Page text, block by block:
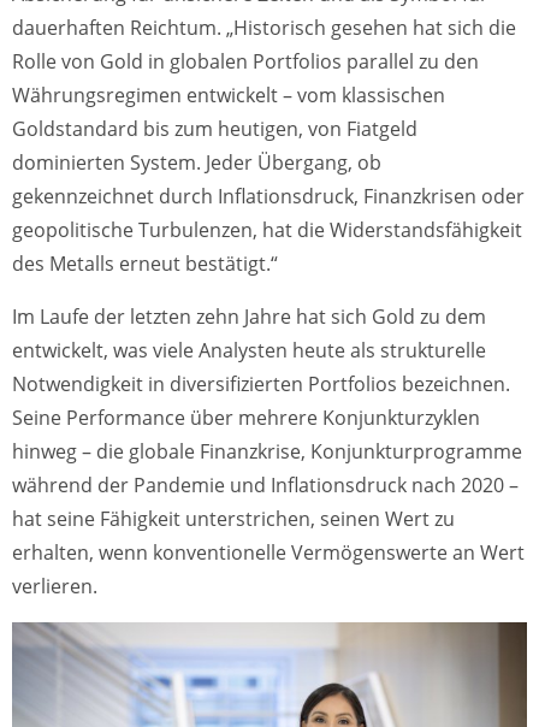
dauerhaften Reichtum. „Historisch gesehen hat sich die
Rolle von Gold in globalen Portfolios parallel zu den
Währungsregimen entwickelt – vom klassischen
Goldstandard bis zum heutigen, von Fiatgeld
dominierten System. Jeder Übergang, ob
gekennzeichnet durch Inflationsdruck, Finanzkrisen oder
geopolitische Turbulenzen, hat die Widerstandsfähigkeit
des Metalls erneut bestätigt.“
Im Laufe der letzten zehn Jahre hat sich Gold zu dem
entwickelt, was viele Analysten heute als strukturelle
Notwendigkeit in diversifizierten Portfolios bezeichnen.
Seine Performance über mehrere Konjunkturzyklen
hinweg – die globale Finanzkrise, Konjunkturprogramme
während der Pandemie und Inflationsdruck nach 2020 –
hat seine Fähigkeit unterstrichen, seinen Wert zu
erhalten, wenn konventionelle Vermögenswerte an Wert
verlieren.